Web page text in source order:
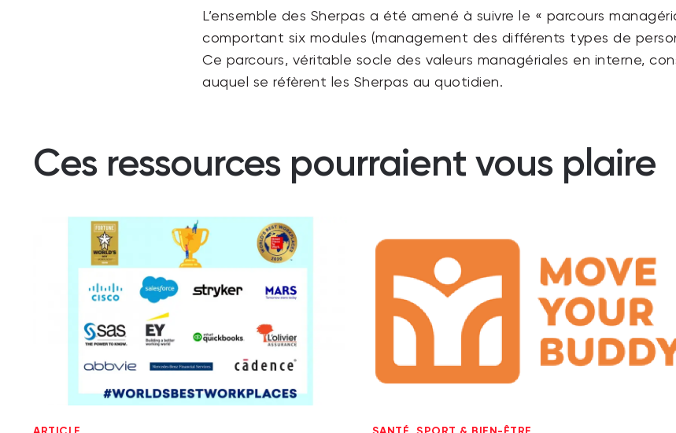
L’ensemble des Sherpas a été amené à suivre
le « parcours
comportant six modules (management des différents types de
Ce parcours, véritable socle des valeurs managériales en interne,
auquel se réfèrent les Sherpas au quotidien.
Ces ressources pourraient vous plaire